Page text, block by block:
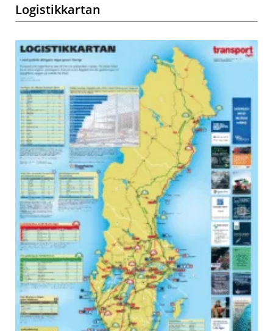
Logistikkartan